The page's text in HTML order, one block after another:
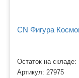
CN Фигура
Остаток на складе:
Артикул: 27975